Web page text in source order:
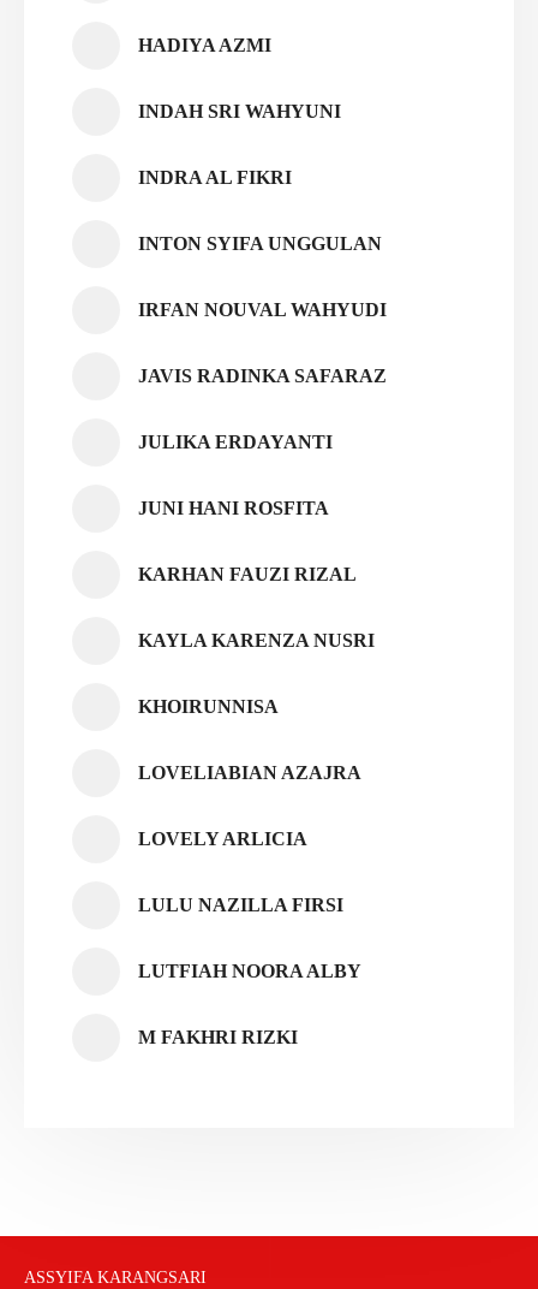
HADIYA AZMI
INDAH SRI WAHYUNI
INDRA AL FIKRI
INTON SYIFA UNGGULAN
IRFAN NOUVAL WAHYUDI
JAVIS RADINKA SAFARAZ
JULIKA ERDAYANTI
JUNI HANI ROSFITA
KARHAN FAUZI RIZAL
KAYLA KARENZA NUSRI
KHOIRUNNISA
LOVELIABIAN AZAJRA
LOVELY ARLICIA
LULU NAZILLA FIRSI
LUTFIAH NOORA ALBY
M FAKHRI RIZKI
ASSYIFA KARANGSARI